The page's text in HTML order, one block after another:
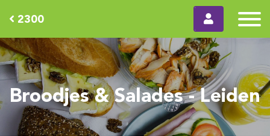
2300
Broodjes & Salades - Leiden